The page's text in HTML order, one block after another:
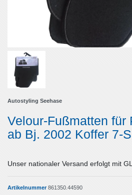
Autostyling Seehase
Velour-Fußmatten für
ab Bj. 2002 Koffer 7-
Unser nationaler Versand erfolgt mit
Artikelnummer861350.44590